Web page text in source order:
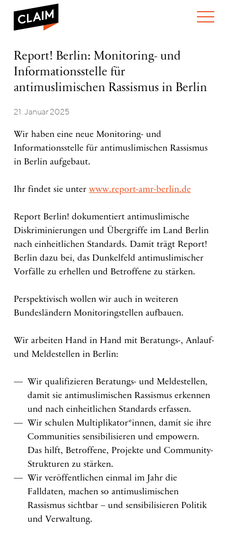
WER WIR SIND
WIE WIR ARBEITEN
TRANSPARENZ
VERANSTALTUNGEN
PUBLIKATIONEN
Report!
Monitoring-
antimuslimischen
Berlin
Report! Berlin: Monitoring- und
Informationsstelle für
antimuslimischen Rassismus in Berlin
21. Januar 2025
Wir haben eine neue Monitoring- und
Informationsstelle für antimuslimischen Rassismus
in Berlin aufgebaut.
Ihr findet sie unter www.report-amr-berlin.de
Report Berlin! dokumentiert antimuslimische
Diskriminierungen und Übergriffe im Land Berlin
nach einheitlichen Standards. Damit trägt Report!
Berlin dazu bei, das Dunkelfeld antimuslimischer
Vorfälle zu erhellen und Betroffene zu stärken.
Perspektivisch wollen wir auch in weiteren
Bundesländern Monitoringstellen aufbauen.
Wir arbeiten Hand in Hand mit Beratungs-, Anlauf-
und Meldestellen in Berlin:
Wir qualifizieren Beratungs- und Meldestellen,
damit sie antimuslimischen Rassismus erkennen
und nach einheitlichen Standards erfassen.
Wir schulen Multiplikator*innen, damit sie ihre
Communities sensibilisieren und empowern.
Das hilft, Betroffene, Projekte und Community-
Strukturen zu stärken.
Wir veröffentlichen einmal im Jahr die
Falldaten, machen so antimuslimischen
Rassismus sichtbar – und sensibilisieren Politik
und Verwaltung.